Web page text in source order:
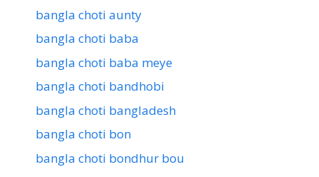
bangla choti aunty
bangla choti baba
bangla choti baba meye
bangla choti bandhobi
bangla choti bangladesh
bangla choti bon
bangla choti bondhur bou